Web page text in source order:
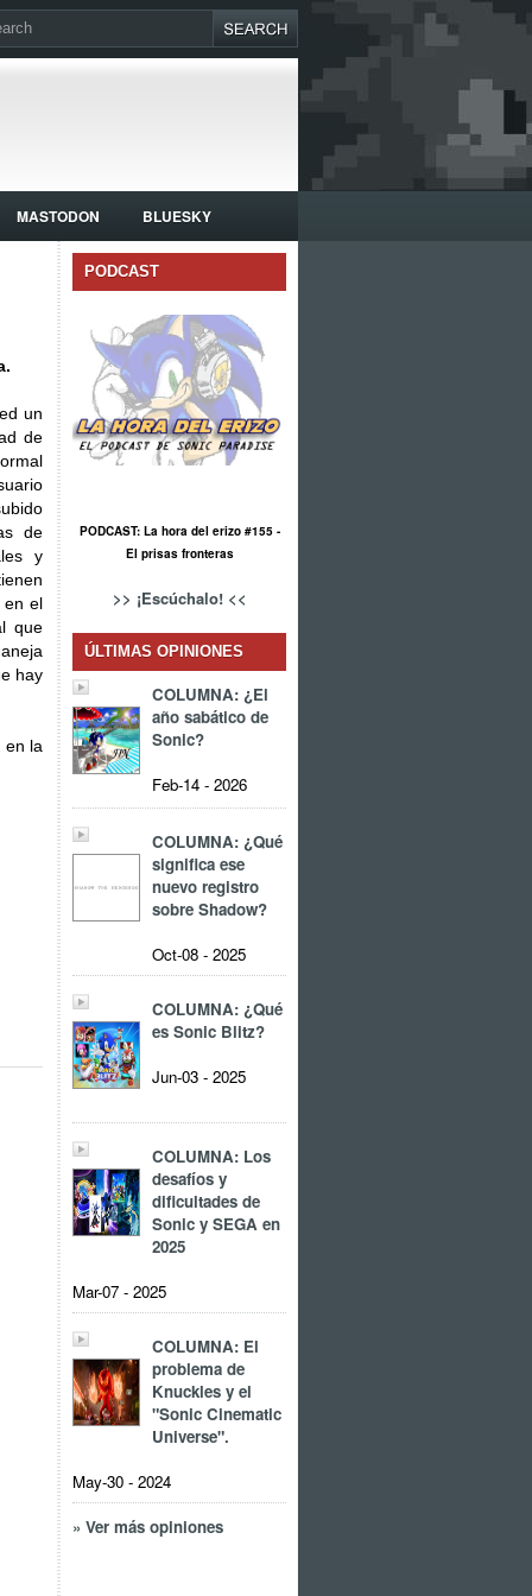
MASTODON BLUESKY
un
de
de
y
en el
que
hay
en la
PODCAST
PODCAST: La hora del erizo #155 -
El prisas fronteras
>> ¡Escúchalo! <<
ÚLTIMAS OPINIONES
COLUMNA: ¿El
año sabático de
Sonic?
Feb-14 - 2026
COLUMNA: ¿Qué
significa ese
nuevo registro
sobre Shadow?
Oct-08 - 2025
COLUMNA: ¿Qué
es Sonic Blitz?
Jun-03 - 2025
COLUMNA: Los
desafíos y
dificultades de
Sonic y SEGA en
2025
Mar-07 - 2025
COLUMNA: El
problema de
Knuckles y el
"Sonic Cinematic
Universe".
May-30 - 2024
» Ver más opiniones